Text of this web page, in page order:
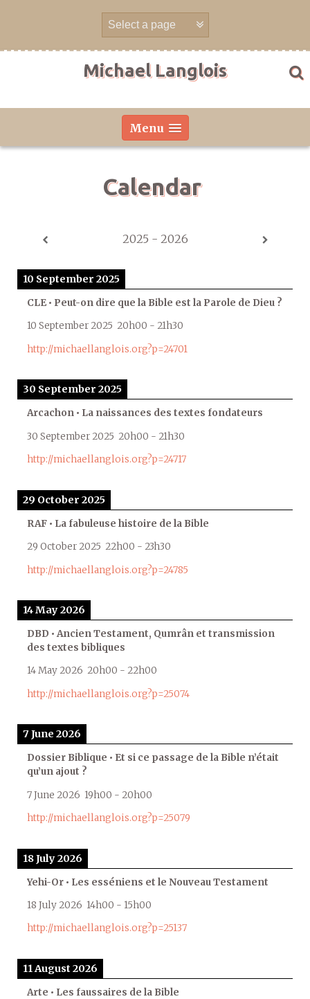
Michael Langlois
Menu
Calendar
2025 - 2026
10 September 2025
CLE • Peut-on dire que la Bible est la Parole de Dieu ?
10 September 2025 20h00 - 21h30
http://michaellanglois.org?p=24701
30 September 2025
Arcachon • La naissances des textes fondateurs
30 September 2025 20h00 - 21h30
http://michaellanglois.org?p=24717
29 October 2025
RAF • La fabuleuse histoire de la Bible
29 October 2025 22h00 - 23h30
http://michaellanglois.org?p=24785
14 May 2026
DBD • Ancien Testament, Qumrân et transmission
des textes bibliques
14 May 2026 20h00 - 22h00
http://michaellanglois.org?p=25074
7 June 2026
Dossier Biblique • Et si ce passage de la Bible n’était
qu’un ajout ?
7 June 2026 19h00 - 20h00
http://michaellanglois.org?p=25079
18 July 2026
Yehi-Or • Les esséniens et le Nouveau Testament
18 July 2026 14h00 - 15h00
http://michaellanglois.org?p=25137
11 August 2026
Arte • Les faussaires de la Bible